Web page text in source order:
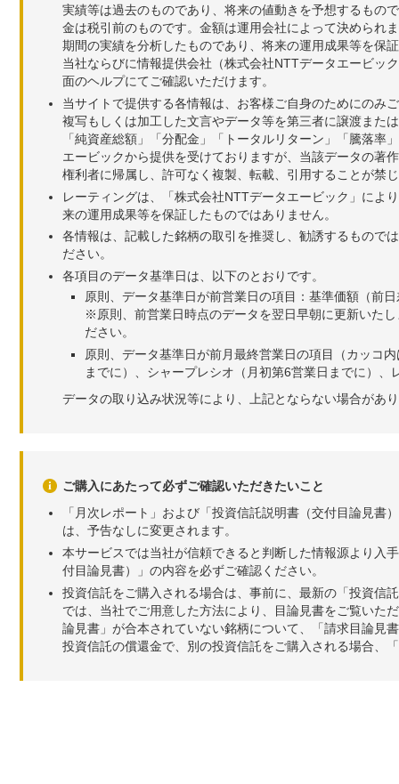
実績等は過去のものであり、将来の値動きを予想するもの
金は税引前のものです。金額は運用会社によって決められ
期間の実績を分析したものであり、将来の運用成果等を保
当社ならびに情報提供会社（株式会社NTTデータエービッ
面のヘルプにてご確認いただけます。
当サイトで提供する各情報は、お客様ご自身のためにのみ
複写もしくは加工した文言やデータ等を第三者に譲渡また
「純資産総額」「分配金」「トータルリターン」「騰落
エービックから提供を受けておりますが、当該データの著
権利者に帰属し、許可なく複製、転載、引用することが禁
レーティングは、「株式会社NTTデータエービック」によ
来の運用成果等を保証したものではありません。
各情報は、記載した銘柄の取引を推奨し、勧誘するもので
ださい。
各項目のデータ基準日は、以下のとおりです。
原則、データ基準日が前営業日の項目：基準価額（前
※原則、前営業日時点のデータを翌日早朝に更新いた
ださい。
原則、データ基準日が前月最終営業日の項目（カッコ
までに）、シャープレシオ（月初第6営業日までに）
データの取り込み状況等により、上記とならない場合があ
ご購入にあたって必ずご確認いただきたいこと
「月次レポート」および「投資信託説明書（交付目論見
は、予告なしに変更されます。
本サービスでは当社が信頼できると判断した情報源より入
付目論見書）」の内容を必ずご確認ください。
投資信託をご購入される場合は、事前に、最新の「投資信
では、当社でご用意した方法により、目論見書をご覧いた
論見書」が合本されていない銘柄について、「請求目論見
投資信託の償還金で、別の投資信託をご購入される場合、